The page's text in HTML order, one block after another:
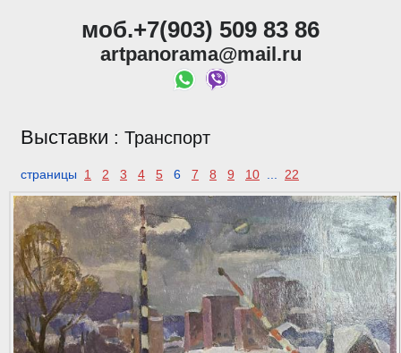
моб.+7(903) 509 83 86
artpanorama@mail.ru
Выставки : Транспорт
страницы 1 2 3 4 5 6 7 8 9 10 ... 22